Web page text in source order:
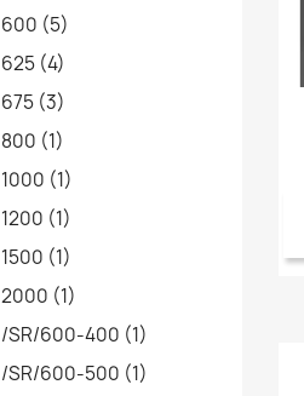
600 (5)
625 (4)
675 (3)
800 (1)
1000 (1)
1200 (1)
1500 (1)
2000 (1)
/SR/600-400 (1)
/SR/600-500 (1)